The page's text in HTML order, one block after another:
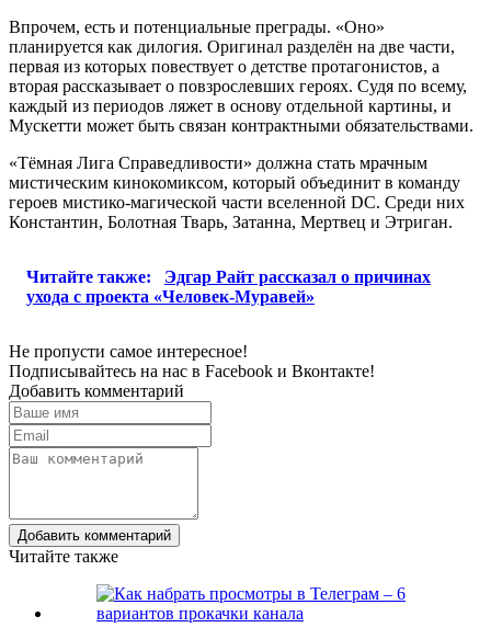
Впрочем, есть и потенциальные преграды. «Оно»
планируется как дилогия. Оригинал разделён на две части,
первая из которых повествует о детстве протагонистов, а
вторая рассказывает о повзрослевших героях. Судя по всему,
каждый из периодов ляжет в основу отдельной картины, и
Мускетти может быть связан контрактными обязательствами.
«Тёмная Лига Справедливости» должна стать мрачным
мистическим кинокомиксом, который объединит в команду
героев мистико-магической части вселенной DC. Среди них
Константин, Болотная Тварь, Затанна, Мертвец и Этриган.
Читайте также:
Эдгар Райт рассказал о причинах
ухода с проекта «Человек-Муравей»
Не пропусти самое интересное!
Подписывайтесь на нас в Facebook и Вконтакте!
Добавить комментарий
Добавить комментарий
Читайте также